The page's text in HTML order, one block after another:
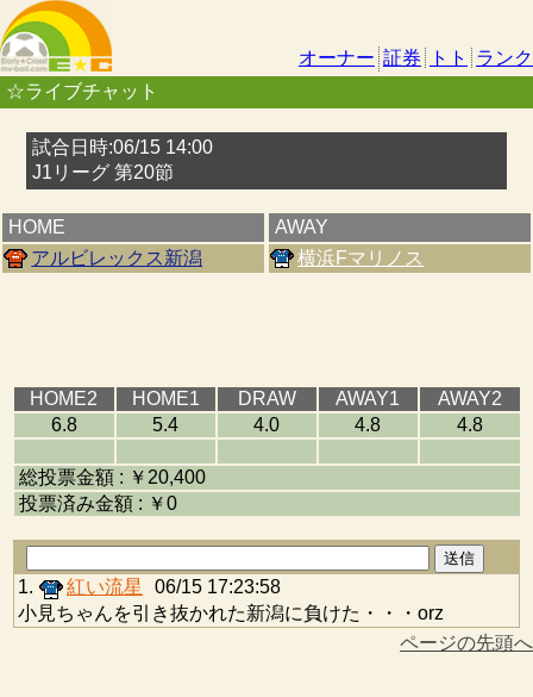
オーナー 証券 トト
ランク
☆ライブチャット
試合日時:06/15 14:00
J1リーグ 第20節
HOME
アルビレックス新潟
AWAY
横浜Fマリノス
HOME2 HOME1 DRAW AWAY1
AWAY2
6.8
5.4 4.0 4.8 4.8
総投票金額 : ￥20,400
投票済み金額 : ￥0
1. 紅い流星
06/15 17:23:58
小見ちゃんを引き抜かれた新潟に負けた・・・orz
ページの先頭へ